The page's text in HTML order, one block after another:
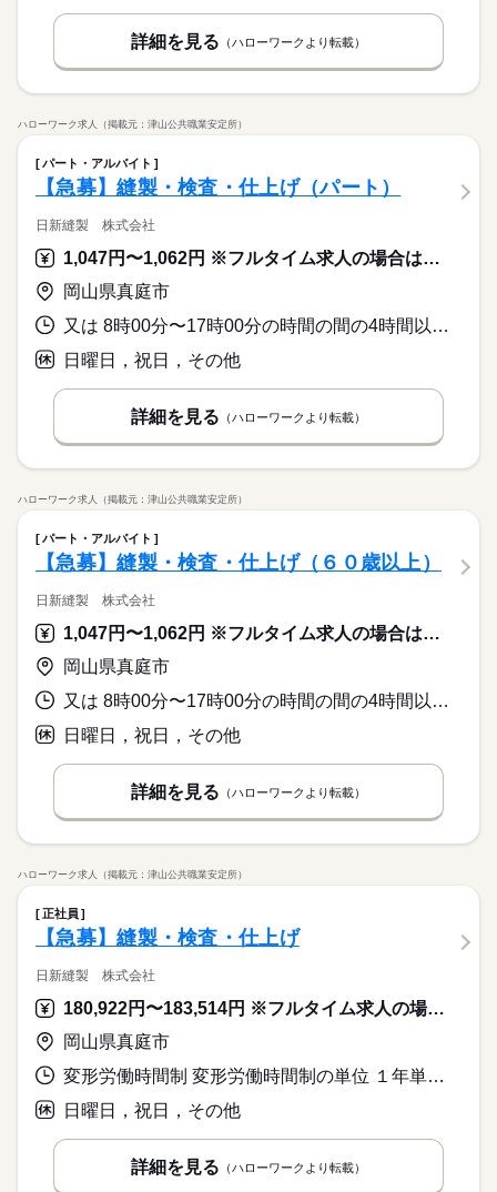
詳細を見る （ハローワークより転載）
ハローワーク求人（掲載元：津山公共職業安定所）
パート・アルバイト
【急募】縫製・検査・仕上げ（パート）
日新縫製 株式会社
1,047円〜1,062円 ※フルタイム求人の場合は月額（換算額）、パート求人の場合は時間額を表示しています。
岡山県真庭市
又は 8時00分〜17時00分の時間の間の4時間以上 就業時間に関する特記事項 就業時間は、２～３時間の就業希望も相談に応じます
日曜日，祝日，その他
詳細を見る （ハローワークより転載）
ハローワーク求人（掲載元：津山公共職業安定所）
パート・アルバイト
【急募】縫製・検査・仕上げ（６０歳以上）
日新縫製 株式会社
1,047円〜1,062円 ※フルタイム求人の場合は月額（換算額）、パート求人の場合は時間額を表示しています。
岡山県真庭市
又は 8時00分〜17時00分の時間の間の4時間以上 就業時間に関する特記事項 就業時間は、２～３時間の就業希望も相談に応じます
日曜日，祝日，その他
詳細を見る （ハローワークより転載）
ハローワーク求人（掲載元：津山公共職業安定所）
正社員
【急募】縫製・検査・仕上げ
日新縫製 株式会社
180,922円〜183,514円 ※フルタイム求人の場合は月額（換算額）、パート求人の場合は時間額を表示しています。
岡山県真庭市
変形労働時間制 変形労働時間制の単位 １年単位 就業時間１ 8時00分〜17時00分
日曜日，祝日，その他
詳細を見る （ハローワークより転載）